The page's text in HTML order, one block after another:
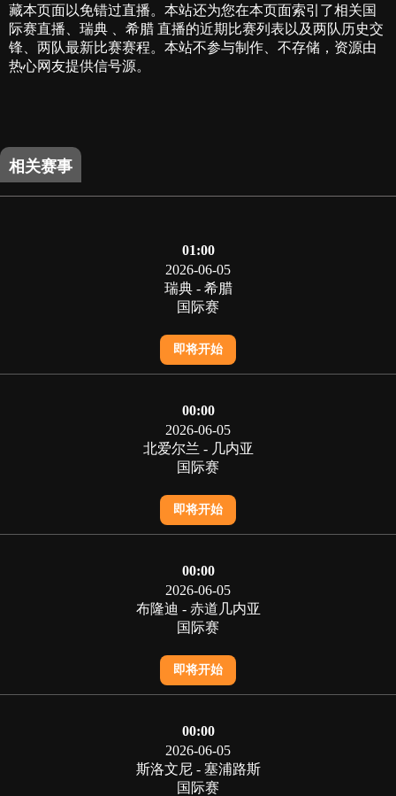
藏本页面以免错过直播。本站还为您在本页面索引了相关国
际赛直播、瑞典 、希腊 直播的近期比赛列表以及两队历史交
锋、两队最新比赛赛程。本站不参与制作、不存储，资源由
热心网友提供信号源。
相关赛事
01:00
2026-06-05
瑞典 - 希腊
国际赛
即将开始
00:00
2026-06-05
北爱尔兰 - 几内亚
国际赛
即将开始
00:00
2026-06-05
布隆迪 - 赤道几内亚
国际赛
即将开始
00:00
2026-06-05
斯洛文尼 - 塞浦路斯
国际赛